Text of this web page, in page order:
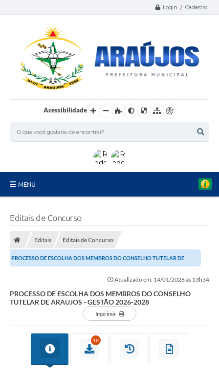
Login / Cadastro
Acessibilidade
MENU
Lei Aldir Blanc 2026
Prefeitura
Editais de Concurso
Editais Editais de Concurso
PROCESSO DE ESCOLHA DOS MEMBROS DO CONSELHO TUTELAR DE
Atualizado em: 14/01/2026 às 13h34
PROCESSO DE ESCOLHA DOS MEMBROS DO CONSELHO
TUTELAR DE ARAUJOS - GESTÃO 2026-2028
Imprimir
10